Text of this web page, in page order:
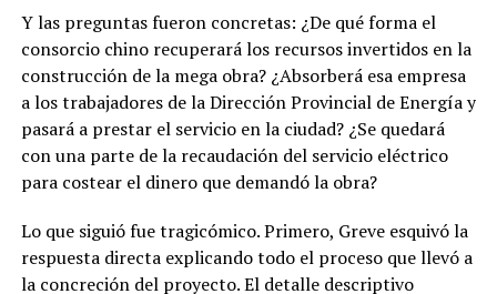
Y las preguntas fueron concretas: ¿De qué forma el
consorcio chino recuperará los recursos invertidos en la
construcción de la mega obra? ¿Absorberá esa empresa
a los trabajadores de la Dirección Provincial de Energía y
pasará a prestar el servicio en la ciudad? ¿Se quedará
con una parte de la recaudación del servicio eléctrico
para costear el dinero que demandó la obra?
Lo que siguió fue tragicómico. Primero, Greve esquivó la
respuesta directa explicando todo el proceso que llevó a
la concreción del proyecto. El detalle descriptivo